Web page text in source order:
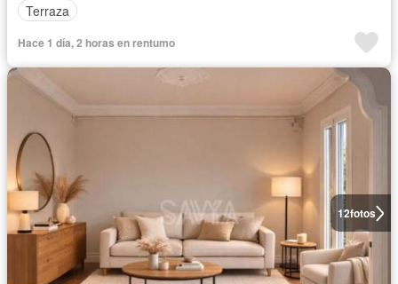
Terraza
Hace 1 día, 2 horas en rentumo
12fotos